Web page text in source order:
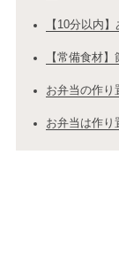
【10分以内
【常備食材
お弁当の作り
お弁当は作り